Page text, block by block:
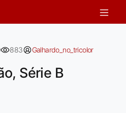
Série B chegando
883 Galhardo_no_tricolor
Série B